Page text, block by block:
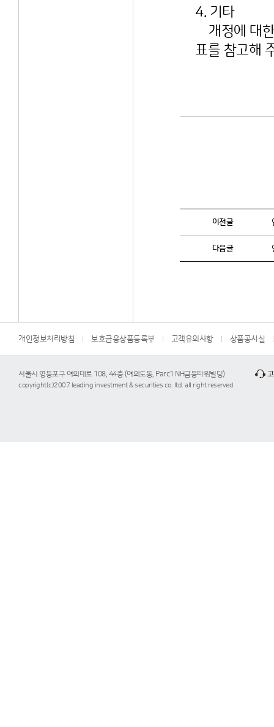
4. 기타
개정에 대한
표를 참고해
이전글
다음글
개인정보처리방침 보호금융상품등록부 고객유의사항 상품공시실
서울시 영등포구 여의대로 108, 44층 (여의도동, Parc1 NH금융타워빌딩)
copyright(c)2007 leading investment & securities co. ltd. all right reserved.